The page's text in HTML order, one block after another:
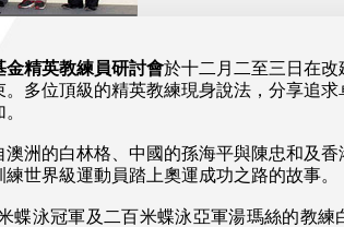
精英教練員研討會於十二月二至三日在
。多位頂級的精英教練現身說法，分享追
澳洲的白林格、中國的孫海平與陳忠和及
世界級運動員踏上奧運成功之路的故事。
蝶泳冠軍及二百米蝶泳亞軍湯瑪絲的教練